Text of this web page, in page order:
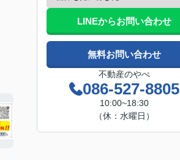
LINEからお問い合わせ
無料お問い合わせ
不動産のやべ
086-527-8805
10:00~18:30
（休：水曜日）